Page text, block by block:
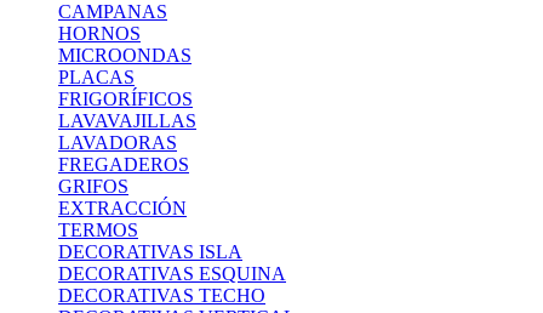
CAMPANAS
HORNOS
MICROONDAS
PLACAS
FRIGORÍFICOS
LAVAVAJILLAS
LAVADORAS
FREGADEROS
GRIFOS
EXTRACCIÓN
TERMOS
DECORATIVAS ISLA
DECORATIVAS ESQUINA
DECORATIVAS TECHO